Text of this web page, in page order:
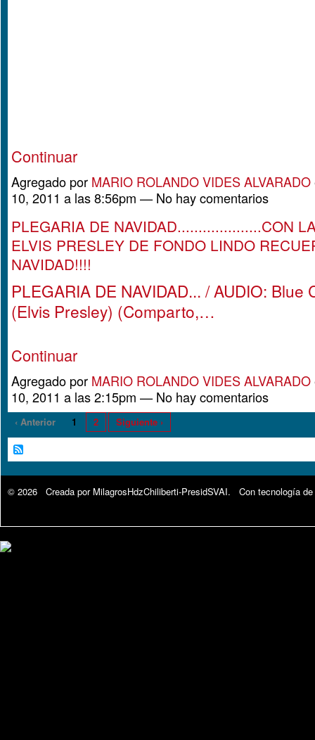
Continuar
Agregado por MARIO ROLANDO VIDES ALVARADO
10, 2011 a las 8:56pm — No hay comentarios
PLEGARIA DE NAVIDAD....................CON
ELVIS PRESLEY DE FONDO LINDO
NAVIDAD!!!!
PLEGARIA DE NAVIDAD... / AUDIO: Blue
(Elvis Presley) (Comparto,…
Continuar
Agregado por MARIO ROLANDO VIDES ALVARADO
10, 2011 a las 2:15pm — No hay comentarios
‹ Anterior 1 2 Siguiente ›
© 2026 Creada por MilagrosHdzChiliberti-PresidSVAI. Con tecnología de